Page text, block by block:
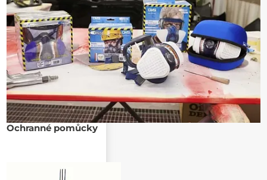
Ochranné pomůcky